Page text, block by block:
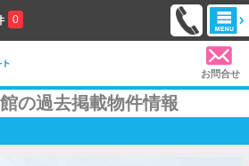
0
お問合せ
の過去掲載物件情報